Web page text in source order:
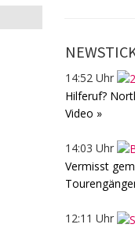
14:52 Uhr
Hilferuf?
Video »
14:03 Uhr
Vermisst
12:11 Uhr